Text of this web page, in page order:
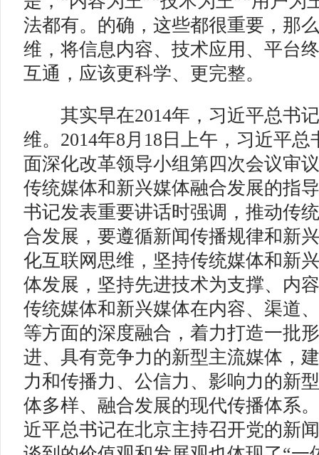
法都有。的确，这些都很重要，那
维，将信息内容、技术应用、平台
互通，应该更科学、更完整。
其实早在2014年，习近平总书记
维。2014年8月18日上午，习近平
面深化改革领导小组第四次会议审
传统媒体和新兴媒体融合发展的指
书记发表重要讲话时强调，推动传
合发展，要遵循新闻传播规律和新
化互联网思维，坚持传统媒体和新
体发展，坚持先进技术为支撑、内
传统媒体和新兴媒体在内容、渠道
等方面的深度融合，着力打造一批
进、具有竞争力的新型主流媒体，
力和传播力、公信力、影响力的新
体多样、融合发展的现代传播体系
近平总书记在北京主持召开党的新